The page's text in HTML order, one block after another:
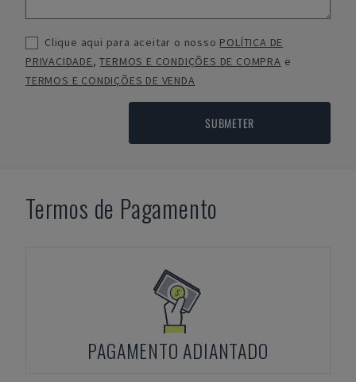
Clique aqui para aceitar o nosso POLÍTICA DE
PRIVACIDADE,TERMOS E CONDIÇÕES DE COMPRA e
TERMOS E CONDIÇÕES DE VENDA
SUBMETER
Termos de Pagamento
PAGAMENTO ADIANTADO